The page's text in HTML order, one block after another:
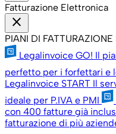
Fatturazione Elettronica
close
PIANI DI
Legalinvoice GO! Il
perfetto per i forfettari e
Legalinvoice START Il
ideale per P.IVA e PMI
con 400 fatture già
fatturazione di più